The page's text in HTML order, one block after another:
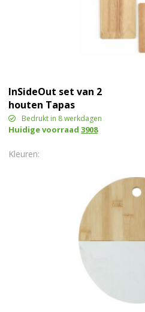
InSideOut set van 2
houten Tapas
serveerplankjes
Bedrukt in 8 werkdagen
Huidige voorraad3908